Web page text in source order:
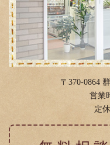
〒370-0864
営業
定